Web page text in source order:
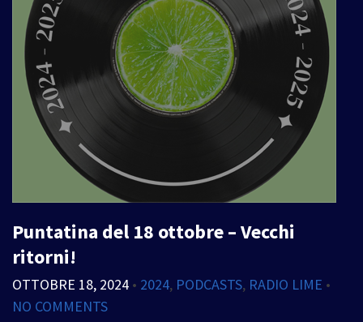
Puntatina del 18 ottobre – Vecchi
ritorni!
OTTOBRE 18, 2024 • 2024, PODCASTS, RADIO LIME •
NO COMMENTS